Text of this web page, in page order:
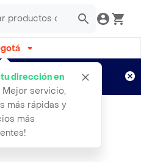
dirección en
Mejor servicio,
más rápidas y
más
semanas
Aplican TyC